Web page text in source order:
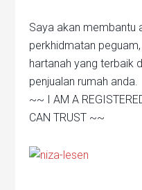
Saya akan membantu
perkhidmatan
hartanah yang terbaik
penjualan rumah anda.
~~ I AM A
CAN TRUST ~~